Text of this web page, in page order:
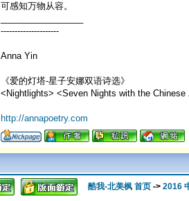
可感知万物从容。
---------------------
Anna Yin
《爱的灯塔-星子安娜双语诗选》
<Nightlights> <Seven Nights with the Chinese
http://annapoetry.com
酷我-北美枫 首页 -> 2016